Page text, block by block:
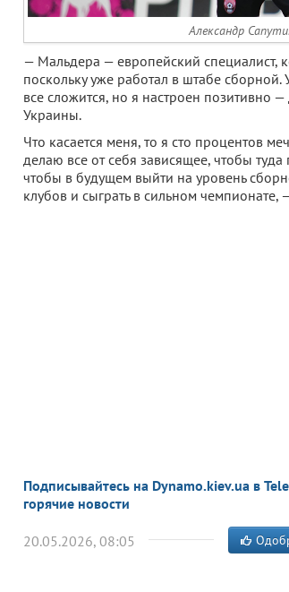
Александр
— Мальдера — европейский специалист,
поскольку уже работал в штабе
все сложится, но я настроен позитивно
Украины.
Что касается меня, то я сто процентов
делаю все от себя зависящее, чтобы
чтобы в будущем выйти на уровень
клубов и сыграть в сильном чемпионате,
Подписывайтесь на Dynamo.kiev.ua в
горячие новости
20.05.2026, 08:05